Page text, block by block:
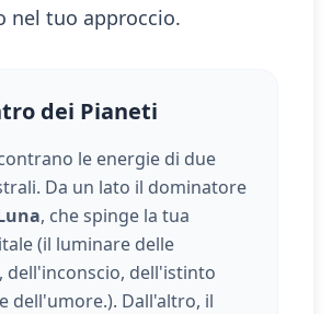
nel tuo approccio.
dei Pianeti
le energie di due
Da un lato il dominatore
, che spinge la tua
(il luminare delle
dell'inconscio, dell'istinto
dell'umore.). Dall'altro, il